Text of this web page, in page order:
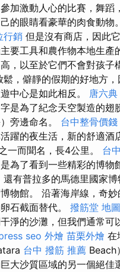
加激動人心的比賽，舞蹈
的眼睛看豪華的肉食動物
行銷 但是沒有商店，因此
要工具和農作物本地生產
，以至於它們不會對孩子
鬆，僻靜的假期的好地方
中心是如此相反。 唐六典
是為了紀念天空製造的翅
旁邊命名。 台中整骨價錢
躍的夜生活，新的舒適酒
一而聞名，長4公里。 台
為了看到一些精彩的博物
還有普拉多的馬德里國家
物館。 沿著海岸線，奇
石截面替代。 撥筋堂 地圖
淨的沙灘，但我們通常可
seo 外燴 苗栗外燴 在
台中 撥筋 推薦 Beach
大沙質區域的另一個絕佳